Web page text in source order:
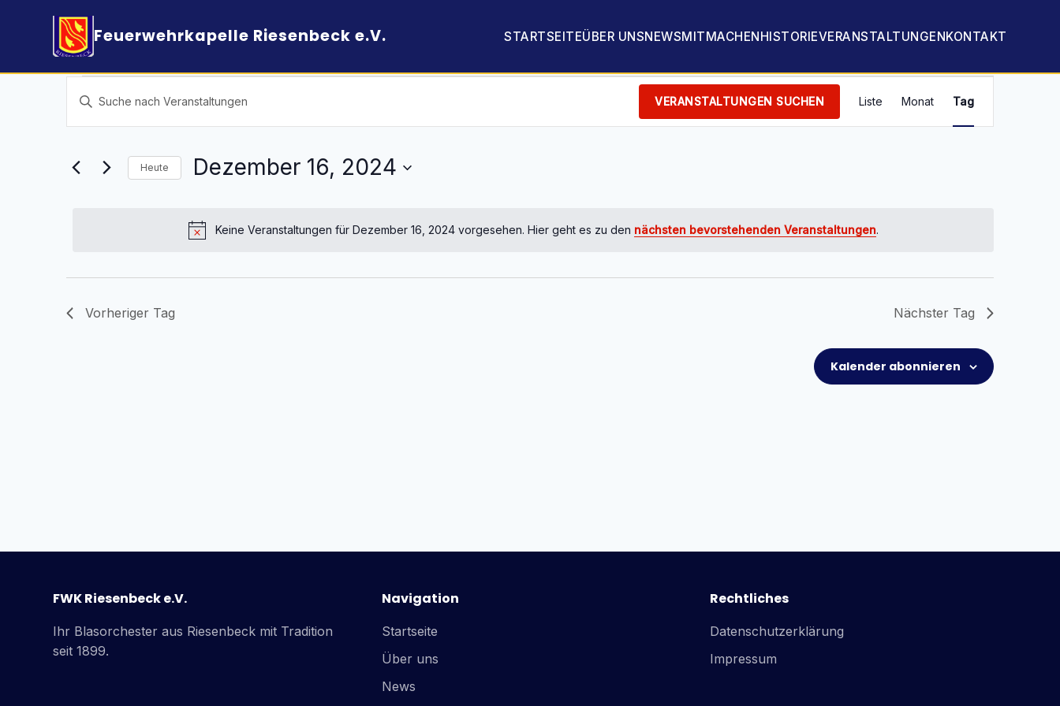
Feuerwehrkapelle Riesenbeck e.V. STARTSEITEÜBER UNSNEWSMITMACHENHISTORIEVERANSTALTUNGENKONTAKT
Veranstaltungen
für
Dezember
2024
Hinweis
Keine Veranstaltungen für Dezember 16, 2024 vorgesehen. Hier geht es zu den nächsten bevorstehenden Veranstaltungen.
Suche
und
Ansichten,
Navigation
Bitte
nach
VERANSTALTUNGEN SUCHEN
Ansichten-
Liste Monat Tag
Heute Dezember 16, 2024
Vorheriger Tag Nächster Tag
Kalender abonnieren
FWK Riesenbeck e.V.
Ihr Blasorchester aus Riesenbeck mit Tradition
seit 1899.
Navigation
Startseite
Über uns
News
Rechtliches
Datenschutzerklärung
Impressum